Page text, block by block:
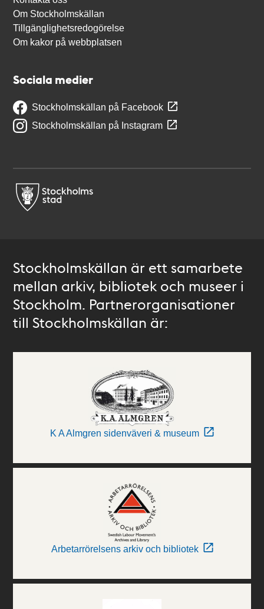
Om Stockholmskällan
Tillgänglighetsredogörelse
Om kakor på webbplatsen
Sociala medier
Stockholmskällan på Facebook
Stockholmskällan på Instagram
Stockholmskällan är ett samarbete
mellan arkiv, bibliotek och museer i
Stockholm. Partnerorganisationer
till Stockholmskällan är:
K A Almgren sidenväveri & museum
Arbetarrörelsens arkiv och bibliotek